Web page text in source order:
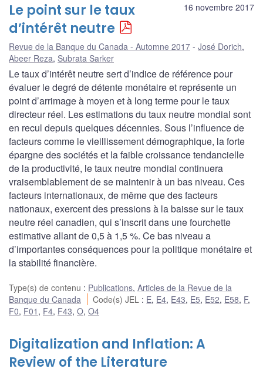
16 novembre 2017
Le point sur le taux
d’intérêt neutre
Revue de la Banque du Canada - Automne 2017 José Dorich,
Abeer Reza, Subrata Sarker
Le taux d’intérêt neutre sert d’indice de référence pour
évaluer le degré de détente monétaire et représente un
point d’arrimage à moyen et à long terme pour le taux
directeur réel. Les estimations du taux neutre mondial sont
en recul depuis quelques décennies. Sous l’influence de
facteurs comme le vieillissement démographique, la forte
épargne des sociétés et la faible croissance tendancielle
de la productivité, le taux neutre mondial continuera
vraisemblablement de se maintenir à un bas niveau. Ces
facteurs internationaux, de même que des facteurs
nationaux, exercent des pressions à la baisse sur le taux
neutre réel canadien, qui s’inscrit dans une fourchette
estimative allant de 0,5 à 1,5 %. Ce bas niveau a
d’importantes conséquences pour la politique monétaire et
la stabilité financière.
Type(s) de contenu : Publications, Articles de la Revue de la
Banque du Canada
Code(s) JEL : E, E4, E43, E5, E52, E58, F,
F0, F01 , F4, F43, O, O4
Digitalization and Inflation: A
Review of the Literature